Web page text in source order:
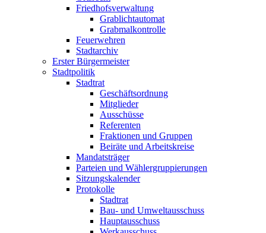
Friedhofsverwaltung
Grablichtautomat
Grabmalkontrolle
Feuerwehren
Stadtarchiv
Erster Bürgermeister
Stadtpolitik
Stadtrat
Geschäftsordnung
Mitglieder
Ausschüsse
Referenten
Fraktionen und Gruppen
Beiräte und Arbeitskreise
Mandatsträger
Parteien und Wählergruppierungen
Sitzungskalender
Protokolle
Stadtrat
Bau- und Umweltausschuss
Hauptausschuss